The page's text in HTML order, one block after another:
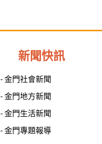
新聞快訊
- 金門社會新聞
- 金門地方新聞
- 金門生活新聞
- 金門專題報導